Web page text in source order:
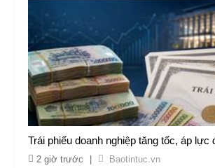
Trái phiếu doanh nghiệp tăng tốc, áp lực
2 giờ trước Baotintuc.vn